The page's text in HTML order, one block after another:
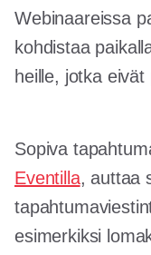
Webinaareissa
kohdistaa
heille, jotka
Sopiva
Eventilla, auttaa
esimerkiksi